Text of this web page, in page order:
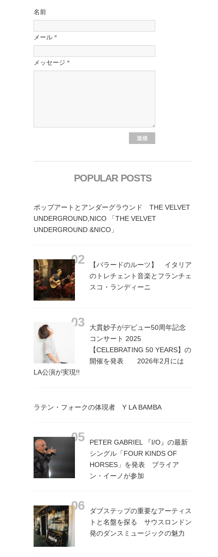
名前
メール *
メッセージ *
POPULAR POSTS
ポップアートとアンダーグラウンド THE VELVET
UNDERGROUND,NICO 「THE VELVET
UNDERGROUND &NICO」
【バラードのルーツ】 イタリア
のトレチェント音楽とフランチェ
スコ・ランディーニ
大貫妙子がデビュー50周年記念
コンサート 2025
【CELEBRATING 50 YEARS】の
開催を発表 2026年2月には
LA公演が実現!!
ラテン・フォークの体現者 Y LA BAMBA
PETER GABRIEL 『I/O』の最新
シングル「FOUR KINDS OF
HORSES」を発表 ブライア
ン・イーノが参加
ダブステップの重要なアーティス
トと名盤を探る サウスロンドン
発のダンスミュージックの魅力